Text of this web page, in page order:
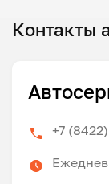
Контакты
+7